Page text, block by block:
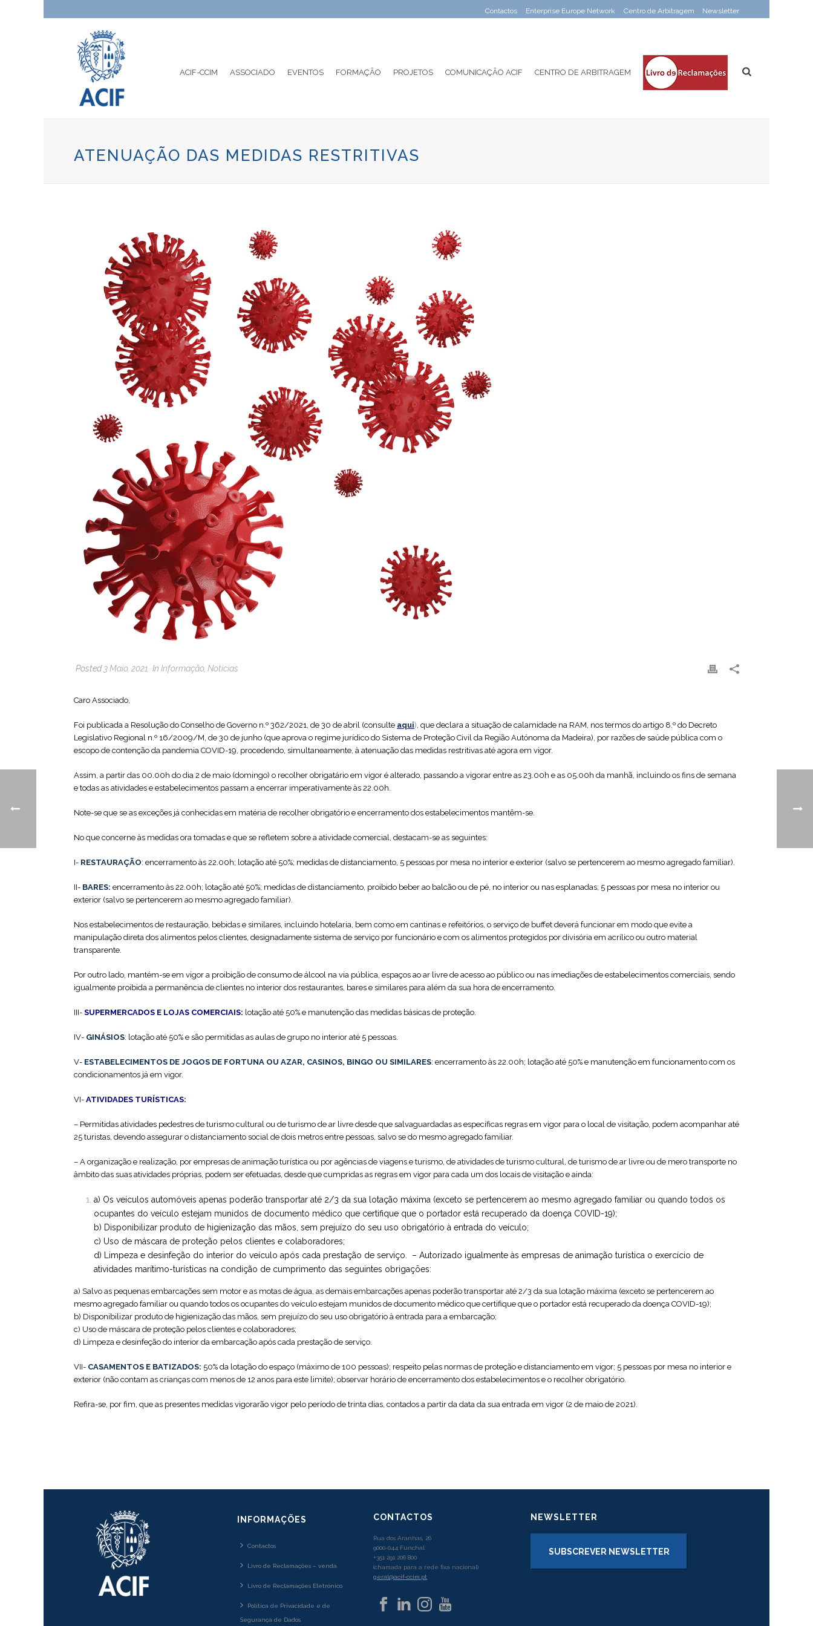
Newsletter
Contactos Enterprise Europe Network Centro de Arbitragem
ACIF-CCIM ASSOCIADO EVENTOS FORMAÇÃO PROJETOS COMUNICAÇÃO ACIF CENTRO DE ARBITRAGEM
ATENUAÇÃO DAS MEDIDAS RESTRITIVAS
Posted3 Maio, 2021 In Informação, Noticias
Caro Associado,
Foi publicada a Resolução do Conselho de Governo n.º 362/2021, de 30 de abril (consulte aqui), que declara a situação de calamidade na RAM, nos termos do artigo 8.º do Decreto
Legislativo Regional n.º 16/2009/M, de 30 de junho (que aprova o regime jurídico do Sistema de Proteção Civil da Região Autónoma da Madeira), por razões de saúde pública com o
escopo de contenção da pandemia COVID-19, procedendo, simultaneamente, à atenuação das medidas restritivas até agora em vigor.
Assim, a partir das 00.00h do dia 2 de maio (domingo) o recolher obrigatário em vigor é alterado, passando a vigorar entre as 23.00h e as 05.00h da manhã, incluindo os fins de semana
e todas as atividades e estabelecimentos passam a encerrar imperativamente às 22.00h.
Note-se que se as exceções já conhecidas em matéria de recolher obrigatório e encerramento dos estabelecimentos mantêm-se.
No que concerne às medidas ora tomadas e que se refletem sobre a atividade comercial, destacam-se as seguintes:
I- RESTAURAÇÃO: encerramento às 22.00h; lotação até 50%; medidas de distanciamento, 5 pessoas por mesa no interior e exterior (salvo se pertencerem ao mesmo agregado familiar).
II- BARES: encerramento às 22.00h; lotação até 50%; medidas de distanciamento, proibido beber ao balcão ou de pé, no interior ou nas esplanadas; 5 pessoas por mesa no interior ou
exterior (salvo se pertencerem ao mesmo agregado familiar).
Nos estabelecimentos de restauração, bebidas e similares, incluindo hotelaria, bem como em cantinas e refeitórios, o serviço de buffet deverá funcionar em modo que evite a
manipulação direta dos alimentos pelos clientes, designadamente sistema de serviço por funcionário e com os alimentos protegidos por divisória em acrílico ou outro material
transparente.
Por outro lado, mantém-se em vigor a proibição de consumo de álcool na via pública, espaços ao ar livre de acesso ao público ou nas imediações de estabelecimentos comerciais, sendo
igualmente proibida a permanência de clientes no interior dos restaurantes, bares e similares para além da sua hora de encerramento.
III- SUPERMERCADOS E LOJAS COMERCIAIS: lotação até 50% e manutenção das medidas básicas de proteção.
IV- GINÁSIOS: lotação até 50% e são permitidas as aulas de grupo no interior até 5 pessoas.
V- ESTABELECIMENTOS DE JOGOS DE FORTUNA OU AZAR, CASINOS, BINGO OU SIMILARES: encerramento às 22.00h; lotação até 50% e manutenção em funcionamento com os
condicionamentos já em vigor.
VI- ATIVIDADES TURÍSTICAS:
– Permitidas atividades pedestres de turismo cultural ou de turismo de ar livre desde que salvaguardadas as específicas regras em vigor para o local de visitação, podem acompanhar até
25 turistas, devendo assegurar o distanciamento social de dois metros entre pessoas, salvo se do mesmo agregado familiar.
– A organização e realização, por empresas de animação turística ou por agências de viagens e turismo, de atividades de turismo cultural, de turismo de ar livre ou de mero transporte no
âmbito das suas atividades próprias, podem ser efetuadas, desde que cumpridas as regras em vigor para cada um dos locais de visitação e ainda:
a) Os veículos automóveis apenas poderão transportar até 2/3 da sua lotação máxima (exceto se pertencerem ao mesmo agregado familiar ou quando todos os
ocupantes do veículo estejam munidos de documento médico que certifique que o portador está recuperado da doença COVID-19);
b) Disponibilizar produto de higienização das mãos, sem prejuízo do seu uso obrigatório à entrada do veículo;
c) Uso de máscara de proteção pelos clientes e colaboradores;
d) Limpeza e desinfeção do interior do veículo após cada prestação de serviço. – Autorizado igualmente às empresas de animação turística o exercício de
atividades marítimo-turísticas na condição de cumprimento das seguintes obrigações:
a) Salvo as pequenas embarcações sem motor e as motas de água, as demais embarcações apenas poderão transportar até 2/3 da sua lotação máxima (exceto se pertencerem ao
mesmo agregado familiar ou quando todos os ocupantes do veículo estejam munidos de documento médico que certifique que o portador está recuperado da doença COVID-19);
b) Disponibilizar produto de higienização das mãos, sem prejuízo do seu uso obrigatório à entrada para a embarcação;
c) Uso de máscara de proteção pelos clientes e colaboradores;
d) Limpeza e desinfeção do interior da embarcação após cada prestação de serviço.
VII- CASAMENTOS E BATIZADOS: 50% da lotação do espaço (máximo de 100 pessoas); respeito pelas normas de proteção e distanciamento em vigor; 5 pessoas por mesa no interior e
exterior (não contam as crianças com menos de 12 anos para este limite); observar horário de encerramento dos estabelecimentos e o recolher obrigatório.
Refira-se, por fim, que as presentes medidas vigorarão vigor pelo período de trinta dias, contados a partir da data da sua entrada em vigor (2 de maio de 2021).
INFORMAÇÕES
Contactos
Livro de Reclamações – venda
Livro de Reclamações Eletrónico
Política de Privacidade e de
Segurança de Dados
CONTACTOS
Rua dos Aranhas, 26
9000-044 Funchal
+351 291 206 800
(chamada para a rede fixa nacional)
geral@acif-ccim.pt
NEWSLETTER
SUBSCREVER NEWSLETTER